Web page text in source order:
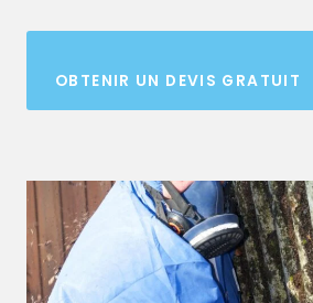
OBTENIR UN DEVIS GRATUIT